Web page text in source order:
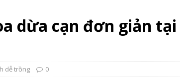
dừa cạn đơn giản tại
dễ trồng 0